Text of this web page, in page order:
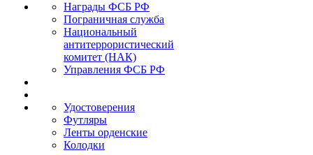
Награды ФСБ РФ
Пограничная служба
Национальный
антитеррористический
комитет (НАК)
Управления ФСБ РФ
Удостоверения
Футляры
Ленты орденские
Колодки